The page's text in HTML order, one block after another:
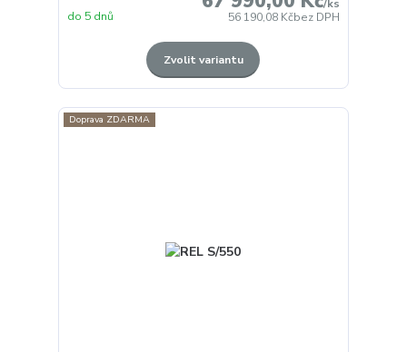
/ks
56 190,08 Kčbez DPH
do 5 dnů
Zvolit variantu
Doprava ZDARMA